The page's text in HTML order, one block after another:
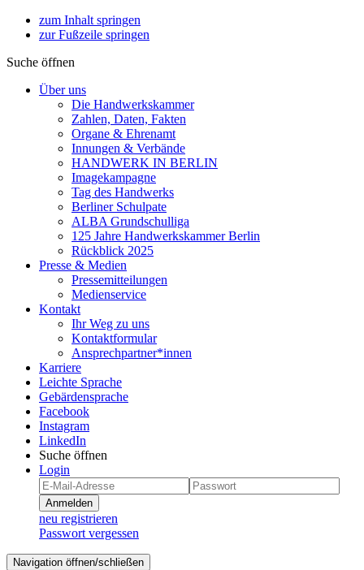
zum Inhalt springen
zur Fußzeile springen
Suche öffnen
Über uns
Die Handwerkskammer
Zahlen, Daten, Fakten
Organe & Ehrenamt
Innungen & Verbände
HANDWERK IN BERLIN
Imagekampagne
Tag des Handwerks
Berliner Schulpate
ALBA Grundschulliga
125 Jahre Handwerkskammer Berlin
Rückblick 2025
Presse & Medien
Pressemitteilungen
Medienservice
Kontakt
Ihr Weg zu uns
Kontaktformular
Ansprechpartner*innen
Karriere
Leichte Sprache
Gebärdensprache
Facebook
Instagram
LinkedIn
Suche öffnen
Login
Anmelden
neu registrieren
Passwort vergessen
Navigation öffnen/schließen